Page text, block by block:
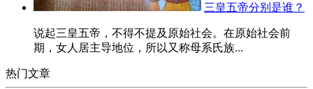
三皇五帝分别是谁？
说起三皇五帝，不得不提及原始社会。在原始社会前
期，女人居主导地位，所以又称母系氏族...
热门文章